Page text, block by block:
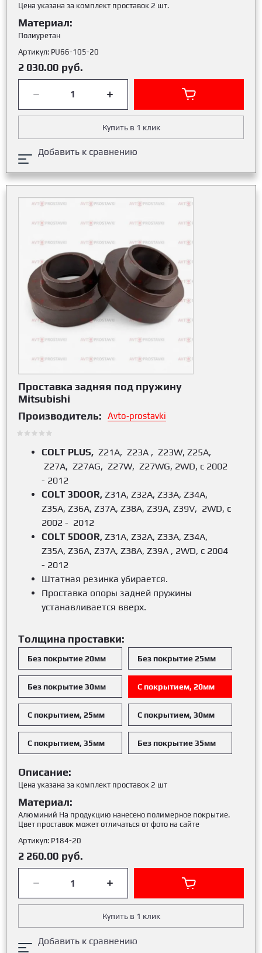
Цена указана за комплект проставок 2 шт.
Материал:
Полиуретан
Артикул: PU66-105-20
2 030.00 руб.
Купить в 1 клик
Добавить к сравнению
Проставка задняя под пружину
Mitsubishi
Производитель:
Avto-prostavki
COLT PLUS, Z21A, Z23A , Z23W, Z25A,
Z27A, Z27AG, Z27W, Z27WG, 2WD, с 2002
- 2012
COLT 3DOOR, Z31A, Z32A, Z33A, Z34A,
Z35A, Z36A, Z37A, Z38A, Z39A, Z39V, 2WD, с
2002 - 2012
COLT 5DOOR, Z31A, Z32A, Z33A, Z34A,
Z35A, Z36A, Z37A, Z38A, Z39A , 2WD, с 2004
- 2012
Штатная резинка убирается.
Проставка опоры задней пружины
устанавливается вверх.
Толщина проставки:
Без покрытие 20мм Без покрытие 25мм
Без покрытие 30мм С покрытием, 20мм
С покрытием, 25мм С покрытием, 30мм
С покрытием, 35мм Без покрытие 35мм
Описание:
Цена указана за комплект проставок 2 шт
Материал:
Алюминий На продукцию нанесено полимерное покрытие.
Цвет проставок может отличаться от фото на сайте
Артикул: Р184-20
2 260.00 руб.
Купить в 1 клик
Добавить к сравнению